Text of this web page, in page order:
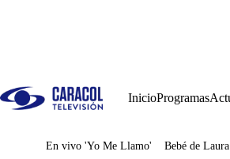
InicioProgramas
Juegos
En vivo 'Yo Me Llamo' Bebé de